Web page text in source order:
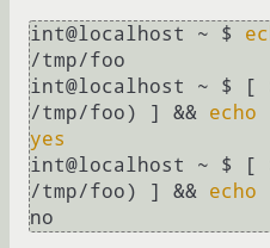
int@localhost ~ $
/tmp/foo
int@localhost ~ $ [
/tmp/foo) ] && echo
yes
int@localhost ~ $ [
/tmp/foo) ] && echo